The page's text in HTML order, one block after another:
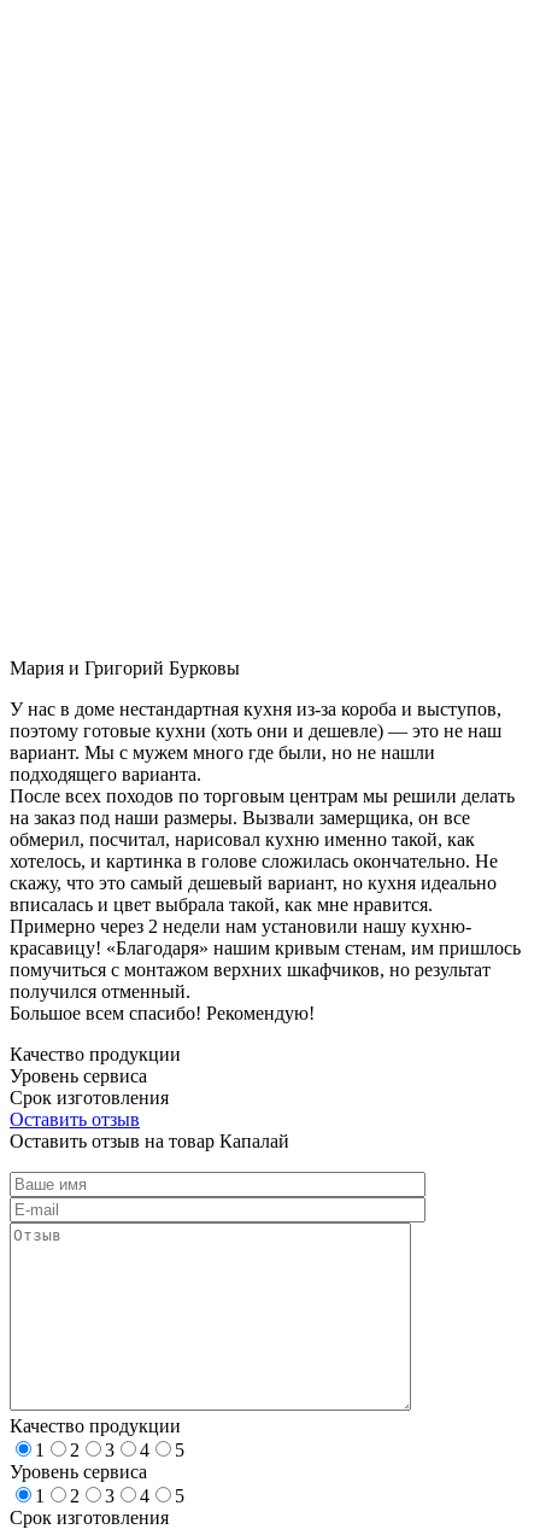
Мария и Григорий Бурковы
У нас в доме нестандартная кухня из-за короба и выступов,
поэтому готовые кухни (хоть они и дешевле) — это не наш
вариант. Мы с мужем много где были, но не нашли
подходящего варианта.
После всех походов по торговым центрам мы решили делать
на заказ под наши размеры. Вызвали замерщика, он все
обмерил, посчитал, нарисовал кухню именно такой, как
хотелось, и картинка в голове сложилась окончательно. Не
скажу, что это самый дешевый вариант, но кухня идеально
вписалась и цвет выбрала такой, как мне нравится.
Примерно через 2 недели нам установили нашу кухню-
красавицу! «Благодаря» нашим кривым стенам, им пришлось
помучиться с монтажом верхних шкафчиков, но результат
получился отменный.
Большое всем спасибо! Рекомендую!
Качество продукции
Уровень сервиса
Срок изготовления
Оставить отзыв
Оставить отзыв на товар Капалай
Качество продукции
1
2 3 4
5
Уровень сервиса
1
2 3 4
5
Срок изготовления